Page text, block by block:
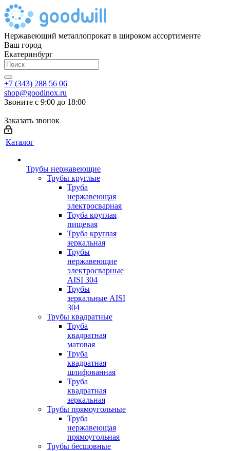
Нержавеющий металлопрокат в широком ассортименте
Ваш город
Екатеринбург
+7 (343) 288 56 06
shop@goodinox.ru
Звоните с 9:00 до 18:00
Заказать звонок
Каталог
Трубы нержавеющие
Трубы круглые
Труба
нержавеющая
электросварная
Труба круглая
пищевая
Труба круглая
зеркальная
Трубы
нержавеющие
электросварные
AISI 304
Трубы
зеркальные AISI
304
Трубы квадратные
Труба
квадратная
матовая
Труба
квадратная
шлифованная
Труба
квадратная
зеркальная
Трубы прямоугольные
Труба
нержавеющая
прямоугольная
Трубы бесшовные